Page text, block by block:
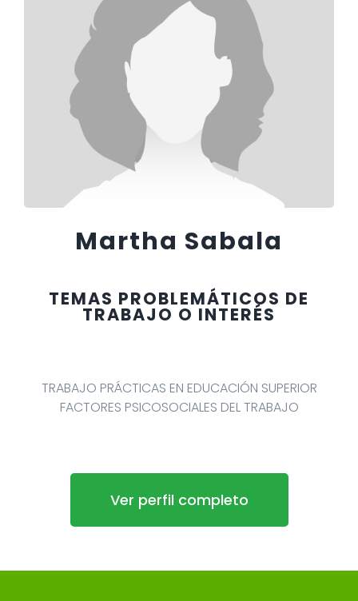
Martha Sabala
TEMAS PROBLEMÁTICOS DE
TRABAJO O INTERÉS
TRABAJO PRÁCTICAS EN EDUCACIÓN SUPERIOR
FACTORES PSICOSOCIALES DEL TRABAJO
Ver perfil completo